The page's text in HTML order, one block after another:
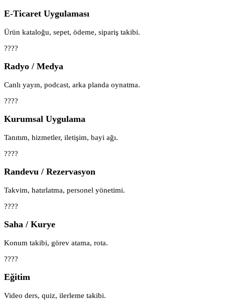
E-Ticaret Uygulaması
Ürün kataloğu, sepet, ödeme, sipariş takibi.
????
Radyo / Medya
Canlı yayın, podcast, arka planda oynatma.
????
Kurumsal Uygulama
Tanıtım, hizmetler, iletişim, bayi ağı.
????
Randevu / Rezervasyon
Takvim, hatırlatma, personel yönetimi.
????
Saha / Kurye
Konum takibi, görev atama, rota.
????
Eğitim
Video ders, quiz, ilerleme takibi.